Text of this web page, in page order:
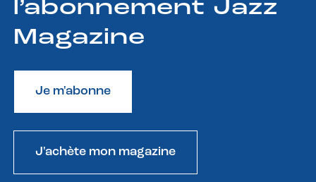
l’abonnement Jazz
Magazine
Je m'abonne
J'achète mon magazine